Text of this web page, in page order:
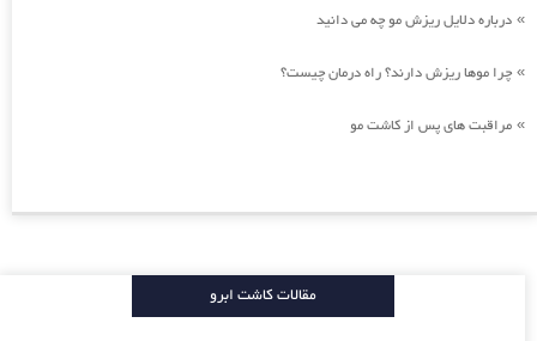
» درباره دلایل ریزش مو چه می دانید
» چرا موها ریزش دارند؟ راه درمان چیست؟
» مراقبت های پس از کاشت مو
مقالات کاشت ابرو